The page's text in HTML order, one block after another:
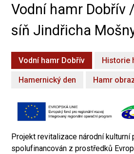
Vodní hamr Dobřív
síň Jindřicha
Vodní hamr Dobřív Historie
Hamernický den Hamr
Projekt revitalizace národní kulturní
spolufinancován z prostředků